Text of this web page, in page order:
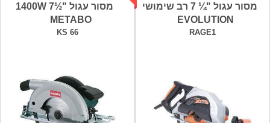
מסור עגול "¼ 7 רב שימושי
EVOLUTION
RAGE1
מסור עגול "½7 1400W
METABO
KS 66